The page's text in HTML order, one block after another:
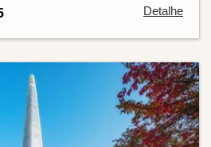
Detalhe